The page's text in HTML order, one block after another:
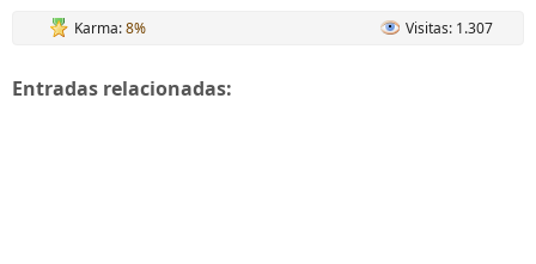
Karma:8% Visitas: 1.307
Entradas relacionadas: